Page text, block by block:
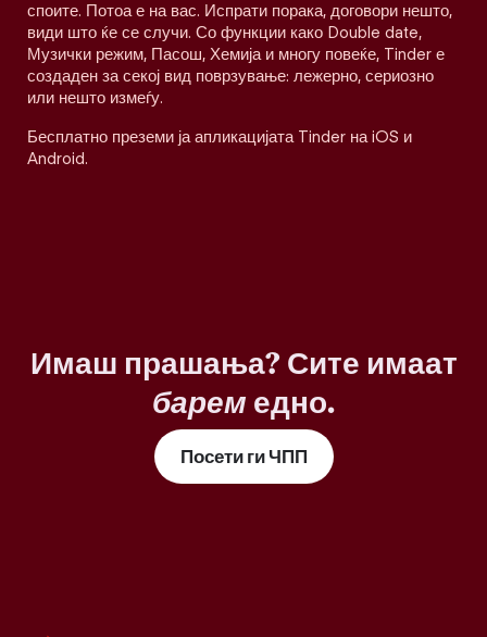
споите. Потоа е на вас. Испрати порака, договори нешто,
види што ќе се случи. Со функции како Double date,
Музички режим, Пасош, Хемија и многу повеќе, Tinder е
создаден за секој вид поврзување: лежерно, сериозно
или нешто измеѓу.
Бесплатно преземи ја апликацијата Tinder на iOS и
Android.
Имаш прашања? Сите имаат
барем едно.
Посети ги ЧПП